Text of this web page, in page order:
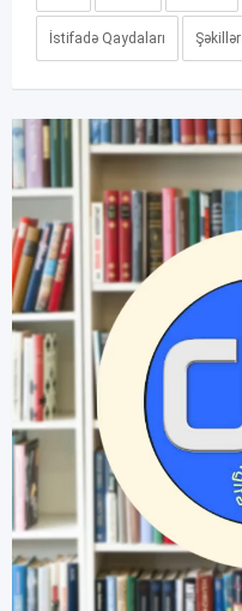
İstifadə Qaydaları Şəkillər